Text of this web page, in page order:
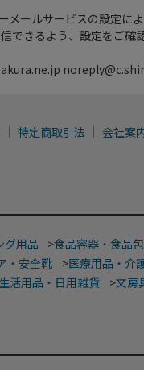
メールサービスの設定に
できるよう、設定をご確
特定商取引法 会社案
グ用品 >食品容器・食品
・安全靴 >医療用品・介
生活用品・日用雑貨 >文房